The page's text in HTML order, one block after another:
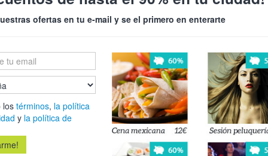
25€
En el centro
cuerpo y
tradicional
fuerza
ofertas en tu e-mail y se el primero en enterarte
lostérminos, la política
y la política de